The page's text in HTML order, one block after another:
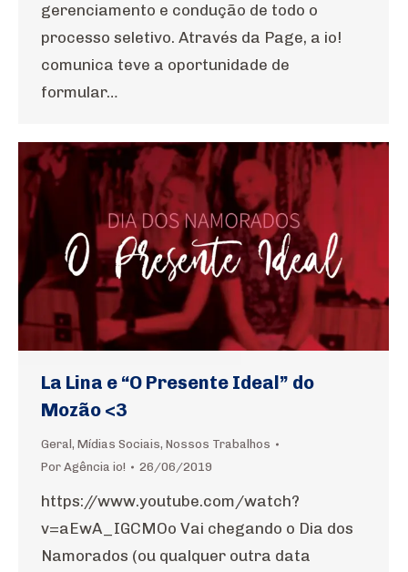
gerenciamento e condução de todo o
processo seletivo. Através da Page, a io!
comunica teve a oportunidade de
formular…
La Lina e “O Presente Ideal” do
Mozão <3
Geral , Mídias Sociais, Nossos Trabalhos
Por Agência io! 26/06/2019
https://www.youtube.com/watch?
v=aEwA_IGCMOo Vai chegando o Dia dos
Namorados (ou qualquer outra data